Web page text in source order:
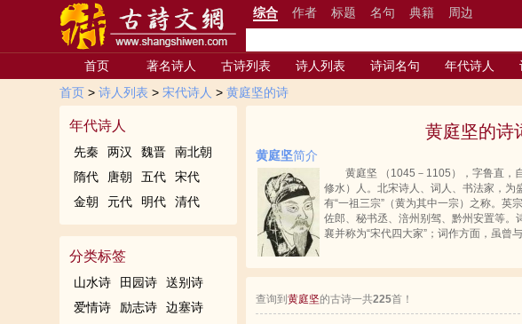
综合 作者 标题 名句 典籍 周边
首页 著名诗人 古诗列表 诗人列表 诗词名句 年代诗人
首页 >诗人列表 >宋代诗人 >黄庭坚的诗
年代诗人
先秦 两汉 魏晋
南北朝
隋代
唐朝 五代
宋代
金朝
元代 明代 清代
分类标签
山水诗 田园诗
送别诗
爱情诗
励志诗
边塞诗
黄庭坚的诗
黄庭坚简介
黄庭坚 （1045－1105），字鲁直，
修水）人。北宋诗人、词人、书法家，
有“一祖三宗”（黄为其中一宗）之称。
佐郎、秘书丞、涪州别驾、黔州安置等。
襄并称为“宋代四大家”；词作方面，虽曾
查询到黄庭坚的古诗一共225首！